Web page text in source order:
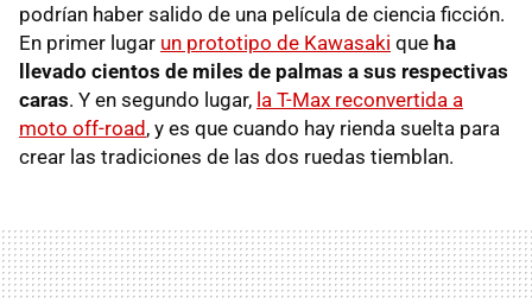
podrían haber salido de una película de ciencia ficción.
En primer lugar un prototipo de Kawasaki que ha
llevado cientos de miles de palmas a sus respectivas
caras. Y en segundo lugar, la T-Max reconvertida a
moto off-road , y es que cuando hay rienda suelta para
crear las tradiciones de las dos ruedas tiemblan.